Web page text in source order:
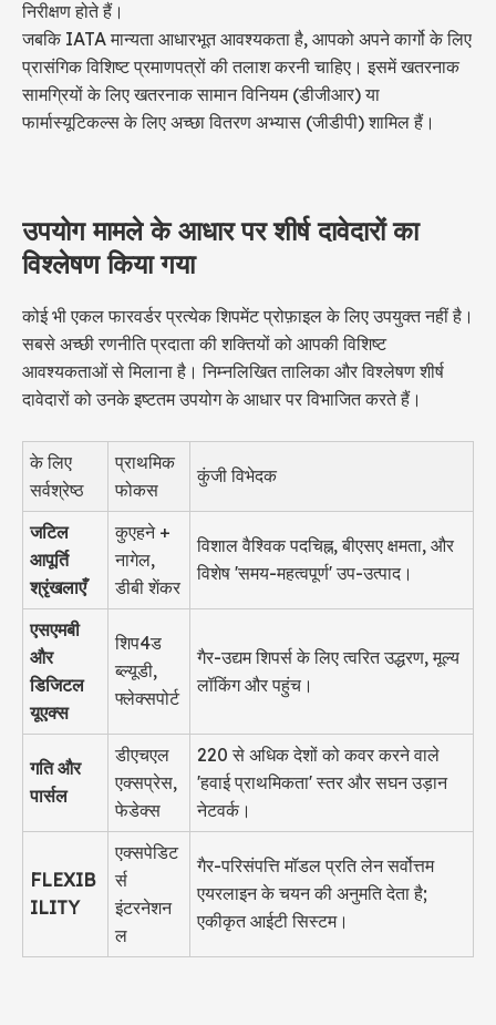
निरीक्षण होते हैं।
जबकि IATA मान्यता आधारभूत आवश्यकता है, आपको अपने कार्गो के लिए
प्रासंगिक विशिष्ट प्रमाणपत्रों की तलाश करनी चाहिए। इसमें खतरनाक
सामग्रियों के लिए खतरनाक सामान विनियम (डीजीआर) या
फार्मास्यूटिकल्स के लिए अच्छा वितरण अभ्यास (जीडीपी) शामिल हैं।
उपयोग मामले के आधार पर शीर्ष दावेदारों का
विश्लेषण किया गया
कोई भी एकल फारवर्डर प्रत्येक शिपमेंट प्रोफ़ाइल के लिए उपयुक्त नहीं है।
सबसे अच्छी रणनीति प्रदाता की शक्तियों को आपकी विशिष्ट
आवश्यकताओं से मिलाना है। निम्नलिखित तालिका और विश्लेषण शीर्ष
दावेदारों को उनके इष्टतम उपयोग के आधार पर विभाजित करते हैं।
के लिए
सर्वश्रेष्ठ
प्राथमिक
फोकस
कुंजी विभेदक
जटिल
आपूर्ति
श्रृंखलाएँ
कुएहने +
नागेल,
डीबी शेंकर
विशाल वैश्विक पदचिह्न, बीएसए क्षमता, और
विशेष 'समय-महत्वपूर्ण' उप-उत्पाद।
एसएमबी
और
डिजिटल
यूएक्स
शिप4ड
ब्ल्यूडी,
फ्लेक्सपोर्ट
गैर-उद्यम शिपर्स के लिए त्वरित उद्धरण, मूल्य
लॉकिंग और पहुंच।
गति और
पार्सल
डीएचएल
एक्सप्रेस,
फेडेक्स
220 से अधिक देशों को कवर करने वाले
'हवाई प्राथमिकता' स्तर और सघन उड़ान
नेटवर्क।
FLEXIB
ILITY
एक्सपेडिट
र्स
इंटरनेशन
ल
गैर-परिसंपत्ति मॉडल प्रति लेन सर्वोत्तम
एयरलाइन के चयन की अनुमति देता है;
एकीकृत आईटी सिस्टम।